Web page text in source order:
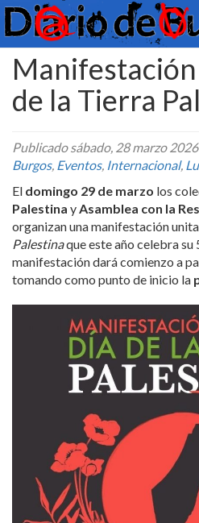
de la Tierra
Publicadosábado, 28 marzo 2026
Burgos, Eventos, Internacional,
El domingo 29 de marzo los
Palestina yAsamblea con la
organizan una manifestación
Palestinaque este año celebra su
manifestación dará comienzo a
tomando como punto de inicio la